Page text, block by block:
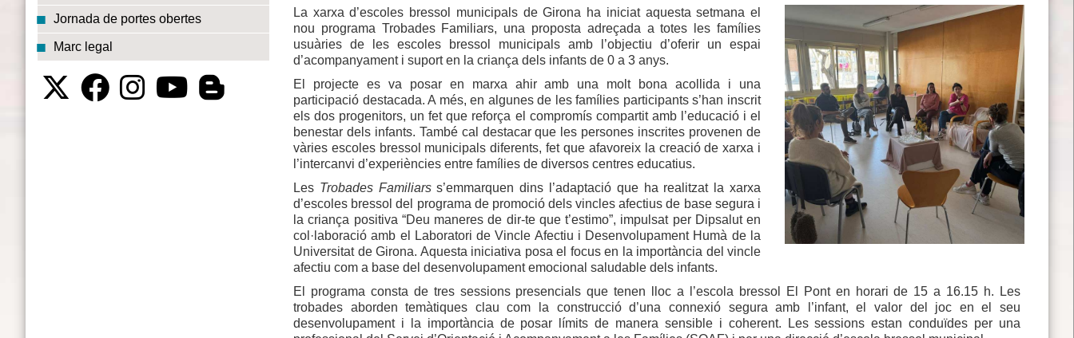
Jornada de portes obertes
Marc legal
La xarxa d’escoles bressol municipals de Girona ha iniciat aquesta setmana el
nou programa Trobades Familiars, una proposta adreçada a totes les famílies
usuàries de les escoles bressol municipals amb l’objectiu d’oferir un espai
d’acompanyament i suport en la criança dels infants de 0 a 3 anys.
El projecte es va posar en marxa ahir amb una molt bona acollida i una
participació destacada. A més, en algunes de les famílies participants s’han inscrit
els dos progenitors, un fet que reforça el compromís compartit amb l’educació i el
benestar dels infants. També cal destacar que les persones inscrites provenen de
vàries escoles bressol municipals diferents, fet que afavoreix la creació de xarxa i
l’intercanvi d’experiències entre famílies de diversos centres educatius.
Les Trobades Familiarss’emmarquen dins l’adaptació que ha realitzat la xarxa
d’escoles bressol del programa de promoció dels vincles afectius de base segura i
la criança positiva “Deu maneres de dir-te que t’estimo”, impulsat per Dipsalut en
col·laboració amb el Laboratori de Vincle Afectiu i Desenvolupament Humà de la
Universitat de Girona. Aquesta iniciativa posa el focus en la importància del vincle
afectiu com a base del desenvolupament emocional saludable dels infants.
El programa consta de tres sessions presencials que tenen lloc a l’escola bressol El Pont en horari de 15 a 16.15 h. Les
trobades aborden temàtiques clau com la construcció d’una connexió segura amb l’infant, el valor del joc en el seu
desenvolupament i la importància de posar límits de manera sensible i coherent. Les sessions estan conduïdes per una